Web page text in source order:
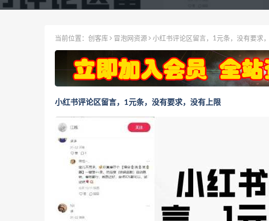
当前位置： 创客库 冒泡网资源 小红书评论区留言，1元条，没有要求
小红书评论区留言，1元条，没有要求，没有上限